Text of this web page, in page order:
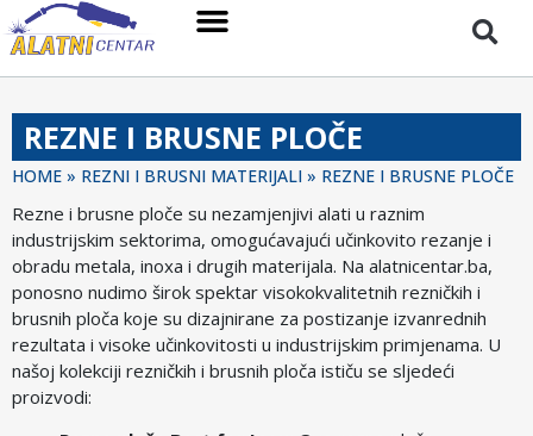
REZNE I BRUSNE PLOČE
HOME » REZNI I BRUSNI MATERIJALI » REZNE I BRUSNE PLOČE
Rezne i brusne ploče su nezamjenjivi alati u raznim
industrijskim sektorima, omogućavajući učinkovito rezanje i
obradu metala, inoxa i drugih materijala. Na alatnicentar.ba,
ponosno nudimo širok spektar visokokvalitetnih rezničkih i
brusnih ploča koje su dizajnirane za postizanje izvanrednih
rezultata i visoke učinkovitosti u industrijskim primjenama. U
našoj kolekciji rezničkih i brusnih ploča ističu se sljedeći
proizvodi: